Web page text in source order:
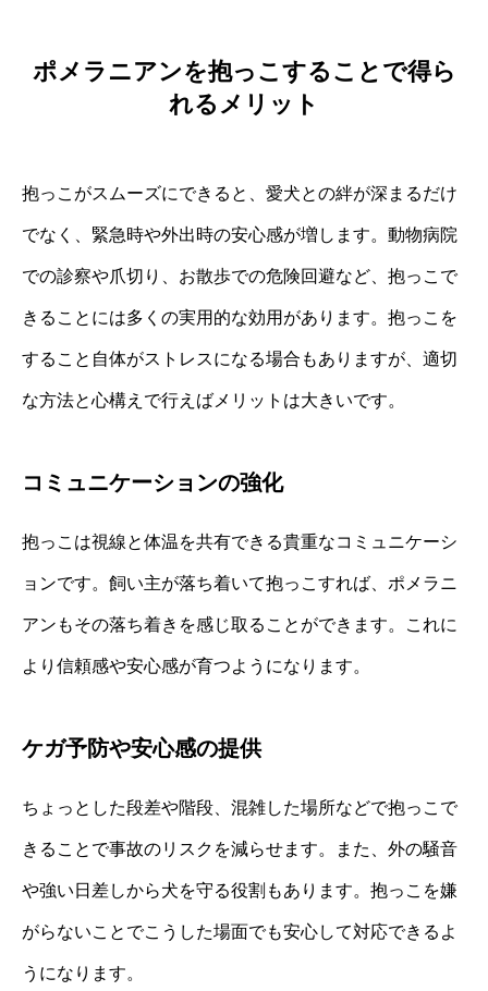
ポメラニアンを抱っこすることで得ら
れるメリット
抱っこがスムーズにできると、愛犬との絆が深まるだけ
でなく、緊急時や外出時の安心感が増します。動物病院
での診察や爪切り、お散歩での危険回避など、抱っこで
きることには多くの実用的な効用があります。抱っこを
すること自体がストレスになる場合もありますが、適切
な方法と心構えで行えばメリットは大きいです。
コミュニケーションの強化
抱っこは視線と体温を共有できる貴重なコミュニケーシ
ョンです。飼い主が落ち着いて抱っこすれば、ポメラニ
アンもその落ち着きを感じ取ることができます。これに
より信頼感や安心感が育つようになります。
ケガ予防や安心感の提供
ちょっとした段差や階段、混雑した場所などで抱っこで
きることで事故のリスクを減らせます。また、外の騒音
や強い日差しから犬を守る役割もあります。抱っこを嫌
がらないことでこうした場面でも安心して対応できるよ
うになります。